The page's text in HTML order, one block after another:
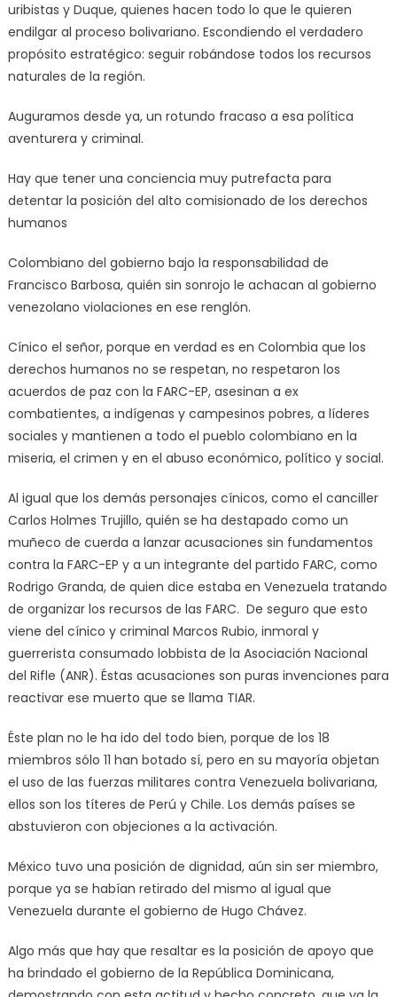
uribistas y Duque, quienes hacen todo lo que le quieren
endilgar al proceso bolivariano. Escondiendo el verdadero
propósito estratégico: seguir robándose todos los recursos
naturales de la región.
Auguramos desde ya, un rotundo fracaso a esa política
aventurera y criminal.
Hay que tener una conciencia muy putrefacta para
detentar la posición del alto comisionado de los derechos
humanos
Colombiano del gobierno bajo la responsabilidad de
Francisco Barbosa, quién sin sonrojo le achacan al gobierno
venezolano violaciones en ese renglón.
Cínico el señor, porque en verdad es en Colombia que los
derechos humanos no se respetan, no respetaron los
acuerdos de paz con la FARC-EP, asesinan a ex
combatientes, a indígenas y campesinos pobres, a líderes
sociales y mantienen a todo el pueblo colombiano en la
miseria, el crimen y en el abuso económico, político y social.
Al igual que los demás personajes cínicos, como el canciller
Carlos Holmes Trujillo, quién se ha destapado como un
muñeco de cuerda a lanzar acusaciones sin fundamentos
contra la FARC-EP y a un integrante del partido FARC, como
Rodrigo Granda, de quien dice estaba en Venezuela tratando
de organizar los recursos de las FARC. De seguro que esto
viene del cínico y criminal Marcos Rubio, inmoral y
guerrerista consumado lobbista de la Asociación Nacional
del Rifle (ANR). Éstas acusaciones son puras invenciones para
reactivar ese muerto que se llama TIAR.
Éste plan no le ha ido del todo bien, porque de los 18
miembros sólo 11 han botado sí, pero en su mayoría objetan
el uso de las fuerzas militares contra Venezuela bolivariana,
ellos son los títeres de Perú y Chile. Los demás países se
abstuvieron con objeciones a la activación.
México tuvo una posición de dignidad, aún sin ser miembro,
porque ya se habían retirado del mismo al igual que
Venezuela durante el gobierno de Hugo Chávez.
Algo más que hay que resaltar es la posición de apoyo que
ha brindado el gobierno de la República Dominicana,